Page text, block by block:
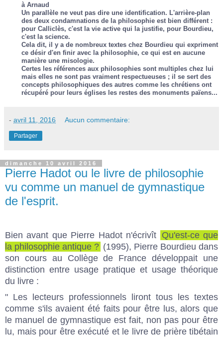
à Arnaud
Un parallèle ne veut pas dire une identification. L'arrière-plan
des deux condamnations de la philosophie est bien différent :
pour Calliclès, c'est la vie active qui la justifie, pour Bourdieu,
c'est la science.
Cela dit, il y a de nombreux textes chez Bourdieu qui expriment
ce désir d'en finir avec la philosophie, ce qui est en aucune
manière une misologie.
Certes les références aux philosophies sont multiples chez lui
mais elles ne sont pas vraiment respectueuses ; il se sert des
concepts philosophiques des autres comme les chrétiens ont
récupéré pour leurs églises les restes des monuments païens...
- avril 11, 2016 Aucun commentaire:
Partager
dimanche 10 avril 2016
Pierre Hadot ou le livre de philosophie
vu comme un manuel de gymnastique
de l'esprit.
Bien avant que Pierre Hadot n'écrivît Qu'est-ce que
la philosophie antique ? (1995), Pierre Bourdieu dans
son cours au Collège de France développait une
distinction entre usage pratique et usage théorique
du livre :
" Les lecteurs professionnels liront tous les textes
comme s'ils avaient été faits pour être lus, alors que
le manuel de gymnastique est fait, non pas pour être
lu, mais pour être exécuté et le livre de prière tibétain